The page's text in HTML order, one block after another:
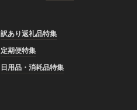
訳あり返礼品特集
定期便特集
日用品・消耗品特集